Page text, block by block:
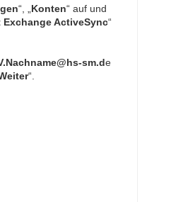
“, „ Konten“ auf und
ActiveSync“
sm.de
“.